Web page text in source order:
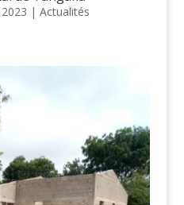
| Actualités